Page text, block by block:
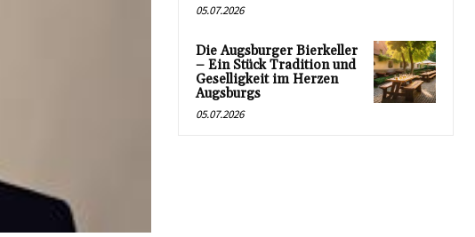
05.07.2026
Die Augsburger Bierkeller
– Ein Stück Tradition und
Geselligkeit im Herzen
Augsburgs
05.07.2026